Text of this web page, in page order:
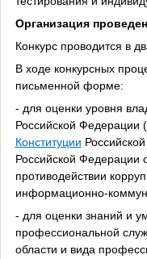
Организация
Конкурс проводится в
В ходе конкурсных
письменной форме:
- для оценки уровня
Российской Федерации
Конституции
Российской Федерации
противодействии
информационно-
- для оценки знаний и
профессиональной
области и вида